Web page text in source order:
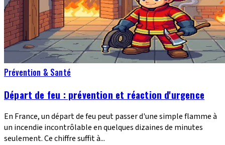
Prévention & Santé
Départ de feu : prévention et réaction d'urgence
En France, un départ de feu peut passer d'une simple flamme à
un incendie incontrôlable en quelques dizaines de minutes
seulement. Ce chiffre suffit à...